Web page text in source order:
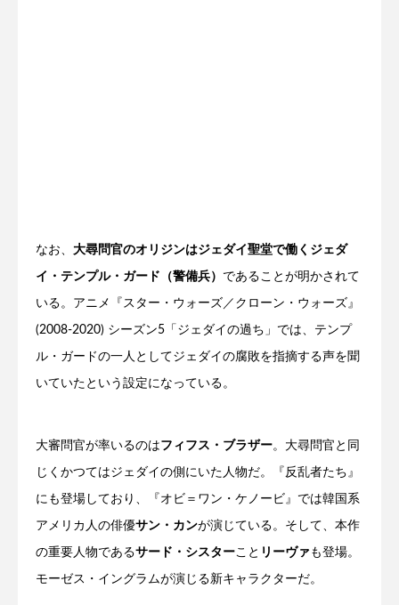
なお、 大尋問官のオリジンはジェダイ聖堂で働くジェダ
イ・テンプル・ガード（警備兵） であることが明かされて
いる。アニメ『スター・ウォーズ／クローン・ウォーズ』
(2008-2020) シーズン5「ジェダイの過ち」では、テンプ
ル・ガードの一人としてジェダイの腐敗を指摘する声を聞
いていたという設定になっている。
大審問官が率いるのはフィフス・ブラザー。大尋問官と同
じくかつてはジェダイの側にいた人物だ。『反乱者たち』
にも登場しており、『オビ＝ワン・ケノービ』では韓国系
アメリカ人の俳優サン・カンが演じている。そして、本作
の重要人物であるサード・シスターこと リーヴァ も登場。
モーゼス・イングラムが演じる新キャラクターだ。